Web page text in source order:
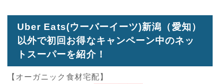
Uber Eats(ウーバーイーツ)新潟（愛知）
以外で初回お得なキャンペーン中のネッ
トスーパーを紹介！
【オーガニック食材宅配】